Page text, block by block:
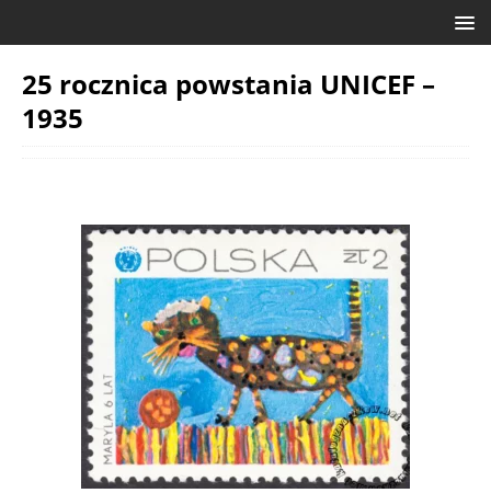
25 rocznica powstania UNICEF –
1935